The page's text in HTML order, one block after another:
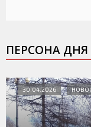
ПЕРСОНА ДНЯ
30.04.2026